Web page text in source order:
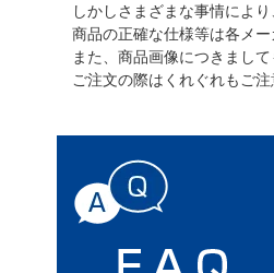
しかしさまざまな事情によ
商品の正確な仕様等は各メ
また、商品画像につきまし
ご注文の際はくれぐれもご